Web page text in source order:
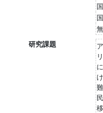
研究課題
難